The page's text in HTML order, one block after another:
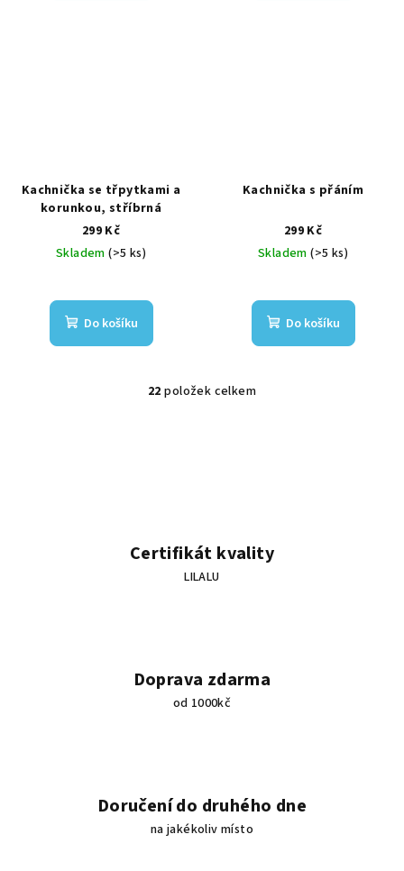
Kachnička se třpytkami a
korunkou, stříbrná
299 Kč
Skladem(>5 ks)
Do košíku
Kachnička s přáním
299 Kč
Skladem(>5 ks)
Do košíku
O
í
p
r
ý
p
22 položek celkem
Certifikát kvality
LILALU
Doprava zdarma
od 1000kč
Doručení do druhého dne
na jakékoliv místo